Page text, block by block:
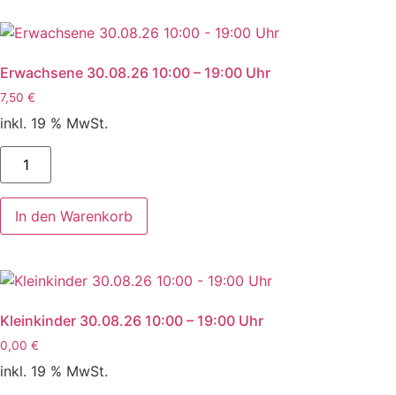
Erwachsene 30.08.26 10:00 – 19:00 Uhr
7,50 €
inkl. 19 % MwSt.
Erwachsene
30.08.26
10:00
-
19:00
Uhr
Menge
In den Warenkorb
Kleinkinder 30.08.26 10:00 – 19:00 Uhr
0,00 €
inkl. 19 % MwSt.